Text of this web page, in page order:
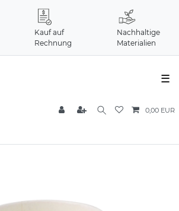
Kauf auf
Rechnung
Nachhaltige
Materialien
☰
0,00 EUR